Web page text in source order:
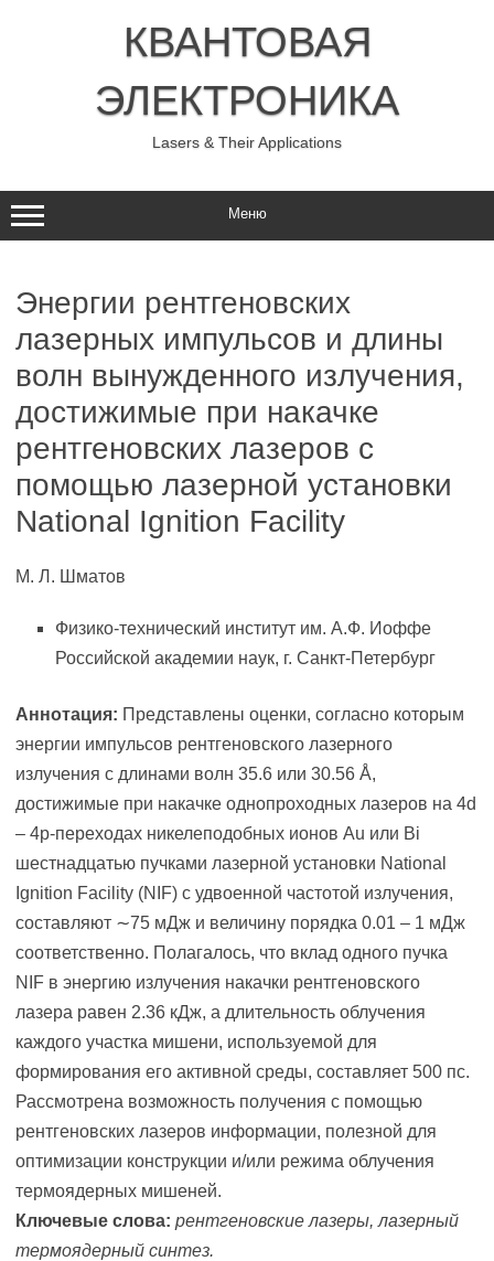
КВАНТОВАЯ
ЭЛЕКТРОНИКА
Lasers & Their Applications
Меню
Энергии рентгеновских
лазерных импульсов и длины
волн вынужденного излучения,
достижимые при накачке
рентгеновских лазеров с
помощью лазерной установки
National Ignition Facility
М. Л. Шматов
Физико-технический институт им. А.Ф. Иоффе
Российской академии наук, г. Санкт-Петербург
Аннотация: Представлены оценки, согласно которым
энергии импульсов рентгеновского лазерного
излучения с длинами волн 35.6 или 30.56 Å,
достижимые при накачке однопроходных лазеров на 4d
– 4p-переходах никелеподобных ионов Au или Bi
шестнадцатью пучками лазерной установки National
Ignition Facility (NIF) с удвоенной частотой излучения,
составляют ∼75 мДж и величину порядка 0.01 – 1 мДж
соответственно. Полагалось, что вклад одного пучка
NIF в энергию излучения накачки рентгеновского
лазера равен 2.36 кДж, а длительность облучения
каждого участка мишени, используемой для
формирования его активной среды, составляет 500 пс.
Рассмотрена возможность получения с помощью
рентгеновских лазеров информации, полезной для
оптимизации конструкции и/или режима облучения
термоядерных мишеней.
Ключевые слова: рентгеновские лазеры, лазерный
термоядерный синтез.